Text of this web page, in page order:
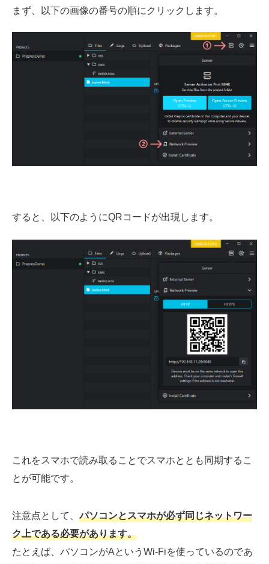
まず、以下の画像の番号の順にクリックします。
すると、以下のようにQRコードが出現します。
これをスマホで読み取ることでスマホととも同期するこ
とが可能です。
注意点として、パソコンとスマホが必ず同じネットワー
ク上である必要があります。
たとえば、パソコンがAというWi-Fiを使っているのであ